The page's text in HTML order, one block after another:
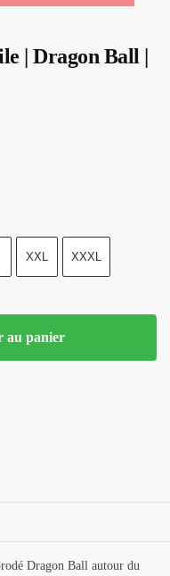
| Dragon Ball |
XXL XXXL
au panier
Dragon Ball autour du